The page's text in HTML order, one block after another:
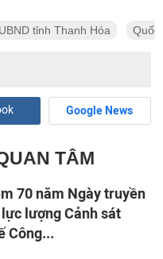
tỉnh Thanh Hóa Quốc
Google News
TÂM
70 năm Ngày truyền
lượng Cảnh sát
Công...